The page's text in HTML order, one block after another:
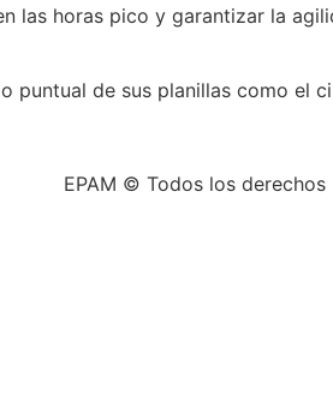
las horas pico y garantizar la
puntual de sus planillas como el
EPAM © Todos los derechos